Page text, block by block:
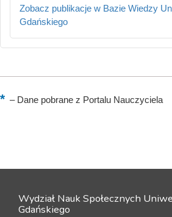
Zobacz publikacje w Bazie Wiedzy
Gdańskiego
–Dane pobrane z Portalu Nauczyciela
Wydział Nauk Społecznych
Gdańskiego